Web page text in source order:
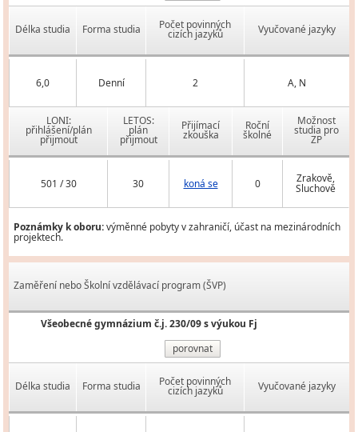
Délka studia Forma studia Počet povinných
cizích jazyků Vyučované jazyky
6,0 Denní 2 A, N
LONI:
přihlášení/plán
přijmout
LETOS:
plán
přijmout
Přijímací
zkouška
Roční
školné
Možnost
studia pro
ZP
501 / 30 30 koná se 0 Zrakově,
Sluchově
Poznámky k oboru:výměnné pobyty v zahraničí, účast na mezinárodních
projektech.
Zaměření nebo Školní vzdělávací program (ŠVP)
Všeobecné gymnázium č.j. 230/09 s výukou Fj
porovnat
Délka studia Forma studia Počet povinných
cizích jazyků Vyučované jazyky